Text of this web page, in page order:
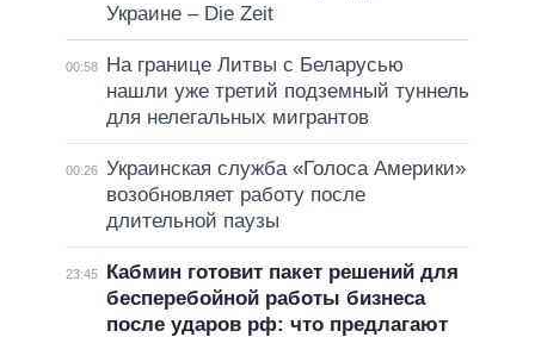
Украине – Die Zeit
00:58
На границе Литвы с Беларусью
нашли уже третий подземный туннель
для нелегальных мигрантов
00:26 Украинская служба «Голоса Америки»
возобновляет работу после
длительной паузы
23:45
Кабмин готовит пакет решений для
бесперебойной работы бизнеса
после ударов рф: что предлагают